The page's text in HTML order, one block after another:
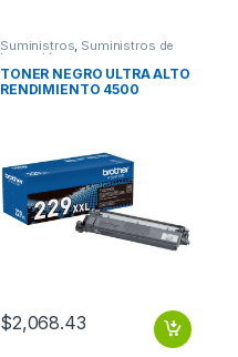
Suministros, Suministros de
Impresión
TONER NEGRO ULTRA ALTO
RENDIMIENTO 4500
$2,068.43